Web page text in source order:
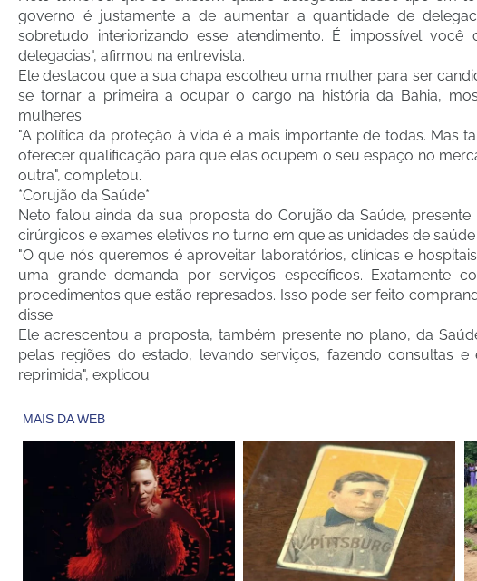
governo é justamente a de aumentar a quantidade de
sobretudo interiorizando esse atendimento. É impossível
delegacias", afirmou na entrevista.
Ele destacou que a sua chapa escolheu uma mulher para ser
se tornar a primeira a ocupar o cargo na história da Bahia,
mulheres.
"A política da proteção à vida é a mais importante de todas. Mas
oferecer qualificação para que elas ocupem o seu espaço no
outra", completou.
*Corujão da Saúde*
Neto falou ainda da sua proposta do Corujão da Saúde,
cirúrgicos e exames eletivos no turno em que as unidades de
"O que nós queremos é aproveitar laboratórios, clínicas e
uma grande demanda por serviços específicos.
procedimentos que estão represados. Isso pode ser feito
disse.
Ele acrescentou a proposta, também presente no plano, da
pelas regiões do estado, levando serviços, fazendo consultas
reprimida", explicou.